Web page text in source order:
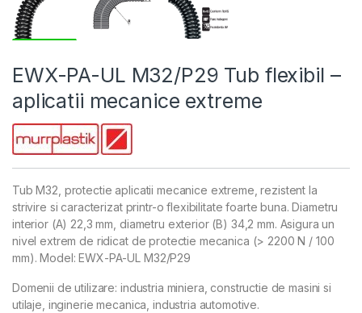
EWX-PA-UL M32/P29 Tub flexibil –
aplicatii mecanice extreme
Tub M32, protectie aplicatii mecanice extreme, rezistent la
strivire si caracterizat printr-o flexibilitate foarte buna. Diametru
interior (A) 22,3 mm, diametru exterior (B) 34,2 mm. Asigura un
nivel extrem de ridicat de protectie mecanica (> 2200 N / 100
mm). Model: EWX-PA-UL M32/P29
Domenii de utilizare: industria miniera, constructie de masini si
utilaje, inginerie mecanica, industria automotive.